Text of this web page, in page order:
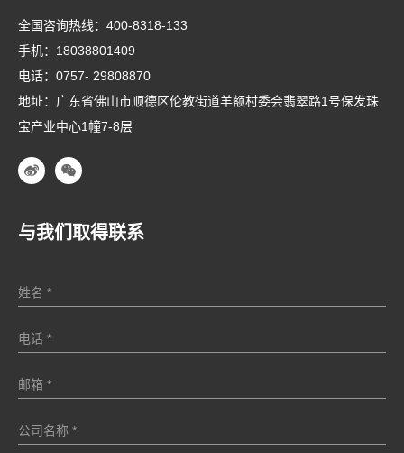
全国咨询热线： 400-8318-133
手机： 18038801409
电话： 0757- 29808870
地址：广东省佛山市顺德区伦教街道羊额村委会翡翠路1号保发珠
宝产业中心1幢7-8层
与我们取得联系